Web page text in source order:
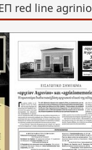
red line agrinio